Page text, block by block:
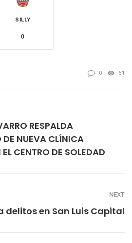
SILLY
0
0 61
RESPALDA
NUEVA CLÍNICA
CENTRO DE SOLEDAD
NEXT
delitos en San Luis Capital